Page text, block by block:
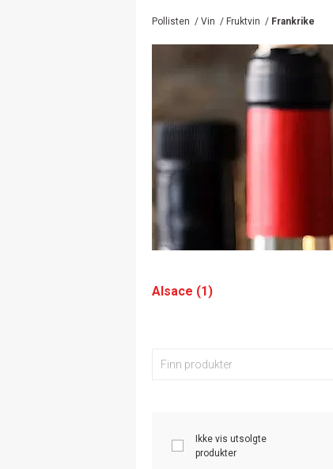
Pollisten / Vin / Fruktvin / Frankrike
Alsace (1)
Ikke vis utsolgte
produkter